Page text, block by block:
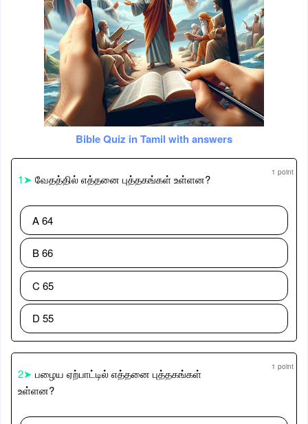
Bible Quiz in Tamil with answers
1➤ வேதத்தில் எத்தனை புத்தகங்கள் உள்ளன? 1 point
A 64
B 66
C 65
D 55
2➤ பழைய ஏற்பாட்டில் எத்தனை புத்தகங்கள்
உள்ளன?
1 point